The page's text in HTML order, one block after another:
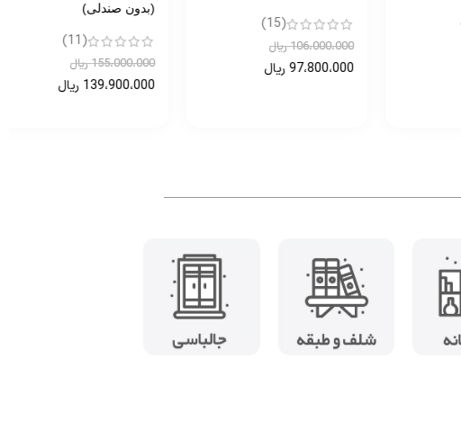
(15)
106،000،000 ریال
97،800،000ریال
(بدون صندلی)
(11)
155،000،000 ریال
139،900،000ریال